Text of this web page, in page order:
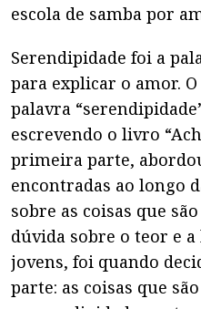
escola de samba por
Serendipidade foi a
para explicar o amor.
palavra
escrevendo o livro
primeira parte,
encontradas ao longo
sobre as coisas que
dúvida sobre o teor e
jovens, foi quando
parte: as coisas que